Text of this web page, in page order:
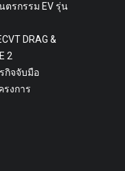
ตรกรรม EV รุ่น
DRAG &
2
กิจจับมือ
งการ